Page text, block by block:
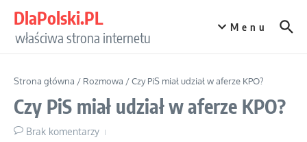
DlaPolski.PL
właściwa strona internetu
Menu
Strona główna / Rozmowa /Czy PiS miał udział w aferze KPO?
Czy PiS miał udział w aferze KPO?
Brak komentarzy